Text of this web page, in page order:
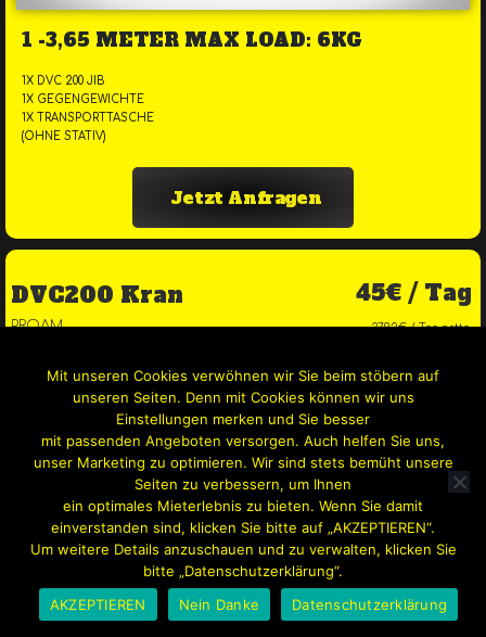
1 -3,65 METER MAX LOAD: 6KG
1X DVC 200 JIB
1X GEGENGEWICHTE
1X TRANSPORTTASCHE
(OHNE STATIV)
Jetzt Anfragen
DVC200 Kran 45€ / Tag
PROAM 37,82€ / Tag netto
Mit unseren Cookies verwöhnen wir Sie beim stöbern auf
unseren Seiten. Denn mit Cookies können wir uns
Einstellungen merken und Sie besser
mit passenden Angeboten versorgen. Auch helfen Sie uns,
unser Marketing zu optimieren. Wir sind stets bemüht unsere
Seiten zu verbessern, um Ihnen
ein optimales Mieterlebnis zu bieten. Wenn Sie damit
einverstanden sind, klicken Sie bitte auf „AKZEPTIEREN“.
Um weitere Details anzuschauen und zu verwalten, klicken Sie
bitte „Datenschutzerklärung“.
AKZEPTIEREN
Nein Danke Datenschutzerklärung